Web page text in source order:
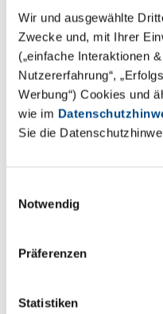
Wir und ausgewählte
Zwecke und, mit Ihrer
(„einfache Interaktionen
Nutzererfahrung“,
Werbung“) Cookies und
wie im
Sie die
Notwendig
Präferenzen
Statistiken
Wir freuen uns sehr,
erneut den
ausrichten können. In
erhalten 10 Mädchen
Arbeit eines Labors
unseren
Schülerinnen und
Berufsorientierung zu
vielseitige Berufsfelder
über interessierte junge